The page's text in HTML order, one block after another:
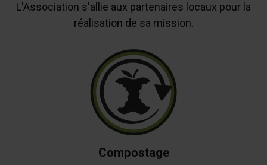
L'Association s'allie aux partenaires locaux pour la
réalisation de sa mission.
Compostage